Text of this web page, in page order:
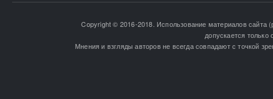
Copyright © 2016-2018. Использование материалов сайта
допускается
Мнения и взгляды авторов не всегда совпадают с точкой